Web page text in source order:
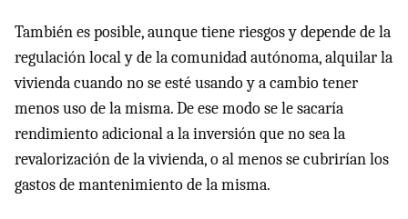
También es posible, aunque tiene riesgos y depende de la
regulación local y de la comunidad autónoma, alquilar la
vivienda cuando no se esté usando y a cambio tener
menos uso de la misma. De ese modo se le sacaría
rendimiento adicional a la inversión que no sea la
revalorización de la vivienda, o al menos se cubrirían los
gastos de mantenimiento de la misma.